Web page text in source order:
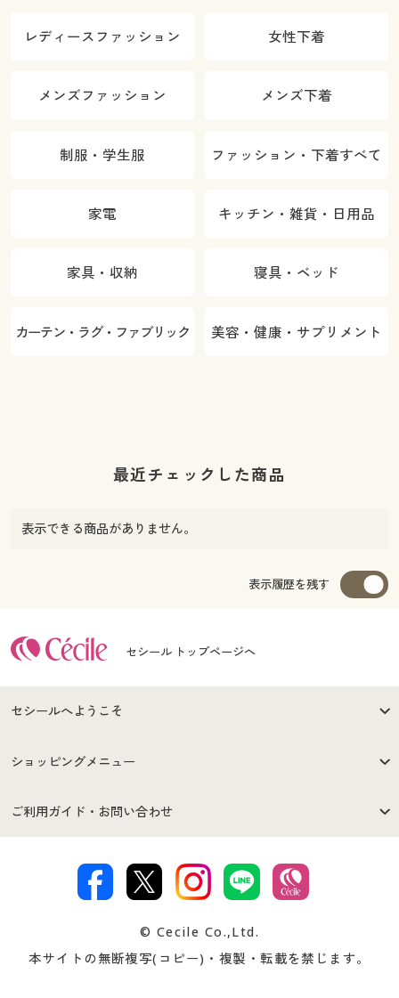
レディースファッション 女性下着
メンズファッション メンズ下着
制服・学生服 ファッション・下着すべて
家電 キッチン・雑貨・日用品
家具・収納 寝具・ベッド
カーテン・ラグ・ファブリック 美容・健康・サプリメント
最近チェックした商品
表示できる商品がありません。
表示履歴を残す
セシール トップページへ
セシールへようこそ
はじめての方へ
セシールご利用規約
著作権・商標について 会社案内
ショッピングメニュー
商品カテゴリ
プレゼント＆キャンペーン サイトマップ
ご利用ガイド・お問い合わせ
交換・返品は お支払は
ついて
忘れの場合
© Cecile Co.,Ltd.
本サイトの無断複写(コピー)・複製・転載を禁じます。